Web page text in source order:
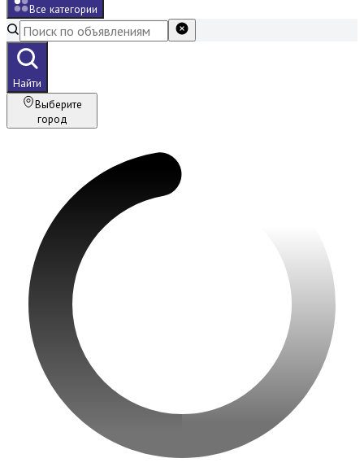
Все категории
Найти
Выберите
город